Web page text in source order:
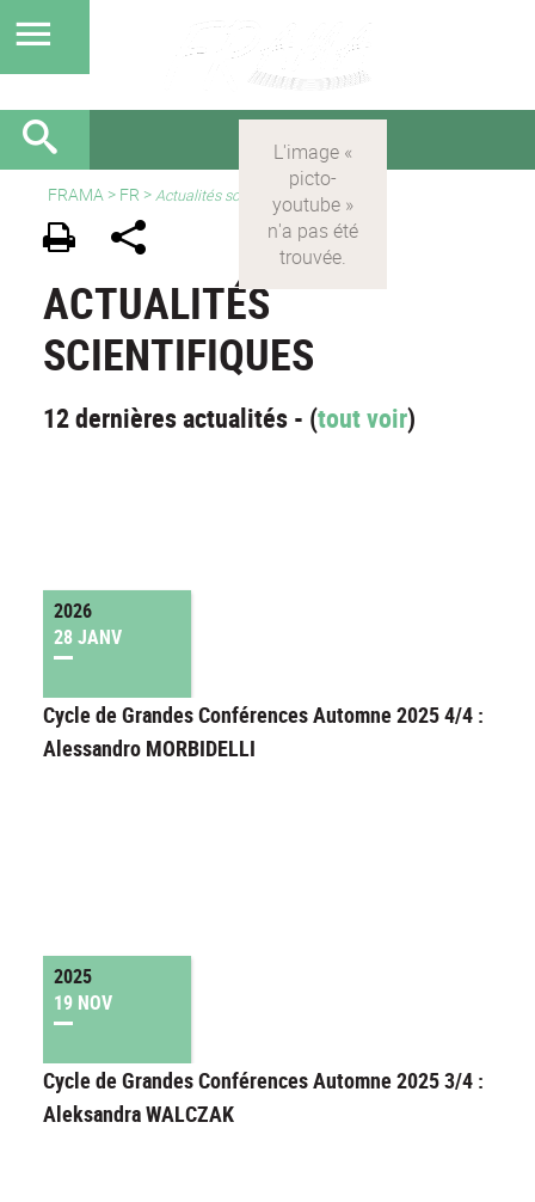
FRAMA > FR >Actualités scientifiques
ACTUALITÉS
SCIENTIFIQUES
12 dernières actualités - (tout voir)
2026
28 JANV
Cycle de Grandes Conférences Automne 2025 4/4 :
Alessandro MORBIDELLI
2025
19 NOV
Cycle de Grandes Conférences Automne 2025 3/4 :
Aleksandra WALCZAK